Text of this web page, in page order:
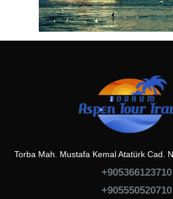
Torba Mah. Mustafa Kemal Atatürk Cad.
+905366123710
+905550520710